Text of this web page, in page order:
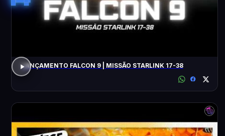
LANÇAMENTO FALCON 9 | MISSÃO STARLINK 17-38